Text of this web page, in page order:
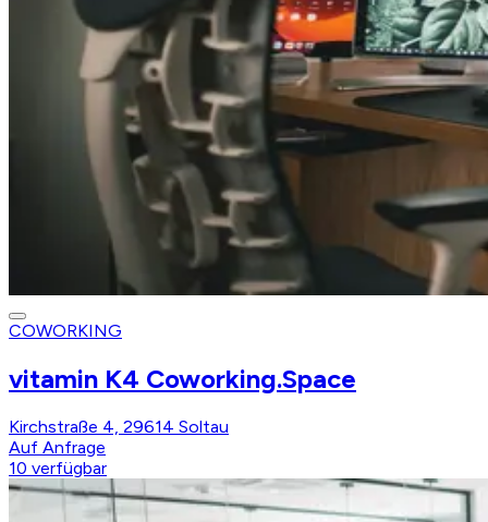
COWORKING
vitamin K4 Coworking.Space
Kirchstraße 4, 29614 Soltau
Auf Anfrage
10 verfügbar